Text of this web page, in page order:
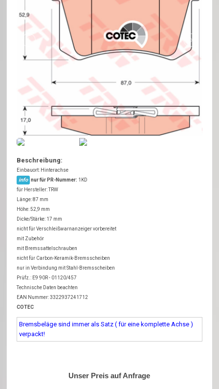
Beschreibung:
Einbauort: Hinterachse
info nur für PR-Nummer: 1KD
für Hersteller: TRW
Länge: 87 mm
Höhe: 52,9 mm
Dicke/Stärke: 17 mm
nicht für Verschleißwarnanzeiger vorbereitet
mit Zubehör
mit Bremssattelschrauben
nicht für Carbon-Keramik-Bremsscheiben
nur in Verbindung mit Stahl-Bremsscheiben
Prüfz.: E9 90R - 01120/457
Technische Daten beachten
EAN Nummer: 3322937241712
COTEC
Bremsbeläge sind immer als Satz ( für eine komplette Achse )
verpackt!
Unser Preis auf Anfrage